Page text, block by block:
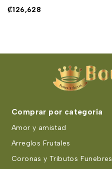
₡126,628
Comprar por categoría
Amor y amistad
Arreglos Frutales
Coronas y Tributos Funebres